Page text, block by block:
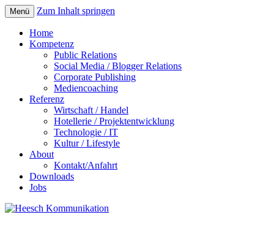
Menü Zum Inhalt springen
Home
Kompetenz
Public Relations
Social Media / Blogger Relations
Corporate Publishing
Mediencoaching
Referenz
Wirtschaft / Handel
Hotellerie / Projektentwicklung
Technologie / IT
Kultur / Lifestyle
About
Kontakt/Anfahrt
Downloads
Jobs